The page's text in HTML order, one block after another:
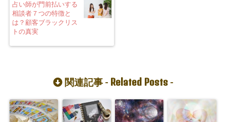
占い師が門前払いする
相談者７つの特徴と
は？顧客ブラックリス
トの真実
関連記事 - Related Posts-